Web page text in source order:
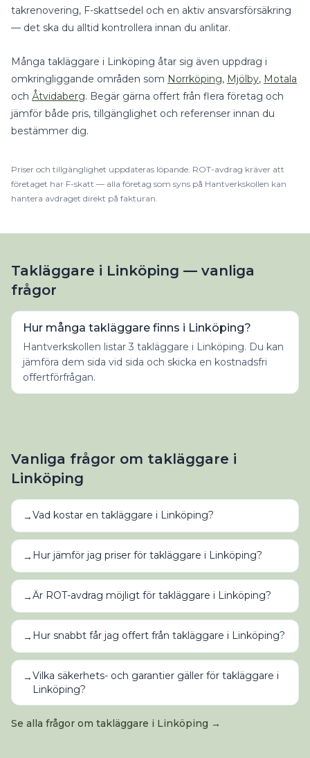
takrenovering, F-skattsedel och en aktiv ansvarsförsäkring
— det ska du alltid kontrollera innan du anlitar.
Många takläggare i Linköping åtar sig även uppdrag i
omkringliggande områden som Norrköping, Mjölby, Motala
och Åtvidaberg. Begär gärna offert från flera företag och
jämför både pris, tillgänglighet och referenser innan du
bestämmer dig.
Priser och tillgänglighet uppdateras löpande. ROT-avdrag kräver att
företaget har F-skatt — alla företag som syns på Hantverkskollen kan
hantera avdraget direkt på fakturan.
Takläggare i Linköping — vanliga
frågor
Hur många takläggare finns i Linköping?
Hantverkskollen listar 3 takläggare i Linköping. Du kan
jämföra dem sida vid sida och skicka en kostnadsfri
offertförfrågan.
Vanliga frågor om takläggare i
Linköping
→Vad kostar en takläggare i Linköping?
→ Hur jämför jag priser för takläggare i Linköping?
→Är ROT-avdrag möjligt för takläggare i Linköping?
→ Hur snabbt får jag offert från takläggare i Linköping?
→Vilka säkerhets- och garantier gäller för takläggare i
Linköping?
Se alla frågor om takläggare i Linköping →